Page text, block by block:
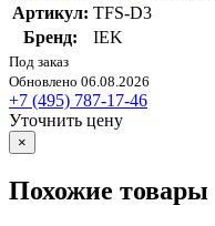
Артикул: TFS-D3
Бренд:
IEK
Под заказ
Обновлено 06.08.2026
+7 (495) 787-17-46
Уточнить цену
×
Похожие товары